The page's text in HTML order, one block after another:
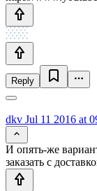
Reply
dkv Jul 11 2016 at
И опять-же
заказать с